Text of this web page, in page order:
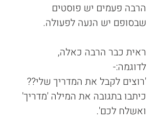
הרבה פעמים יש פוסטים
שבסופם יש הנעה לפעולה.
ראית כבר הרבה כאלה,
לדוגמה:-
'רוצים לקבל את המדריך שלי??
כיתבו בתגובה את המילה 'מדריך'
ואשלח לכם'.